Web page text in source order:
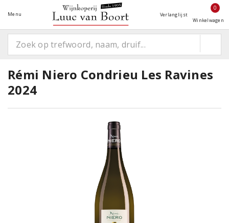
Menu Verlanglijst
0
Winkelwagen
Rémi Niero Condrieu Les Ravines
2024